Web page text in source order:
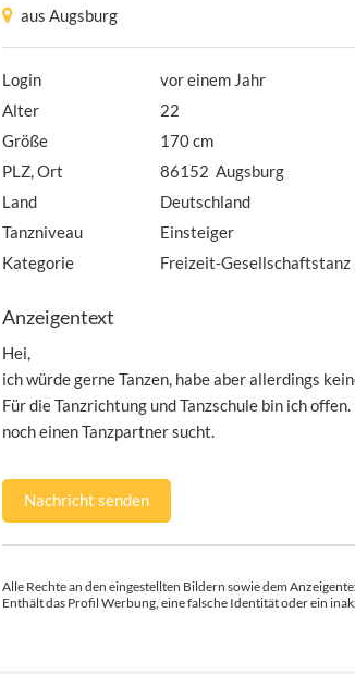
aus Augsburg
Login
vor einem Jahr
Alter
22
Größe
170 cm
PLZ, Ort
86152 Augsburg
Land
Deutschland
Tanzniveau
Einsteiger
Kategorie
Freizeit-Gesellschaftstanz
Anzeigentext
Hei,
ich würde gerne Tanzen, habe aber allerdings
Für die Tanzrichtung und Tanzschule bin ich
noch einen Tanzpartner sucht.
Nachricht senden
Alle Rechte an den eingestellten Bildern sowie dem
Enthält das Profil Werbung, eine falsche Identität oder ein